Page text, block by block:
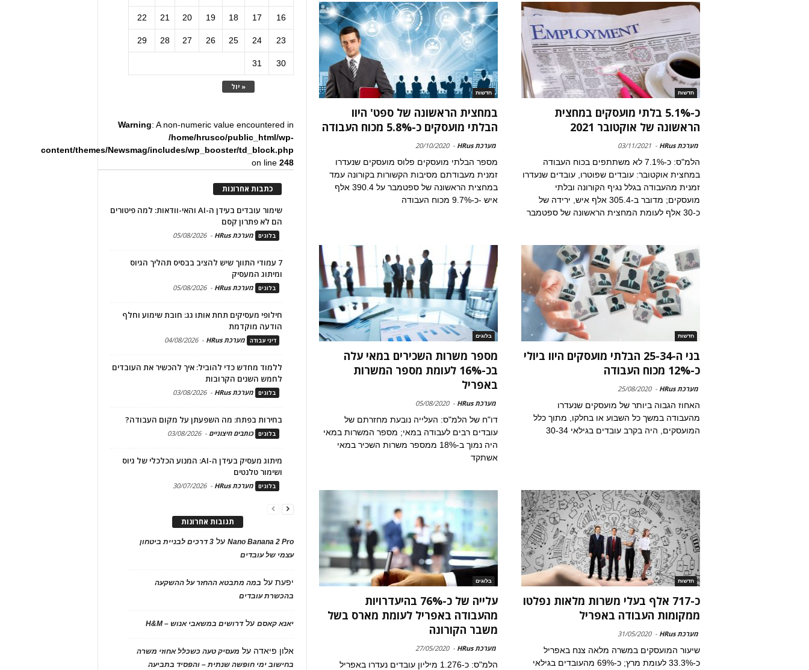
חדשות
כ-5.1% בלתי מועסקים במחצית
הראשונה של אוקטובר 2021
מערכת HRus -
03/11/2021
הלמ"ס: כ-7.1% לא משתתפים בכוח העבודה
במחצית אוקטובר: עובדים שפוטרו, עובדים שנעדרו
זמנית מהעבודה בגלל נגיף הקורונה ובלתי
מועסקים; מדובר ב-305.4 אלף איש, ירידה של
כ-30 אלף לעומת המחצית הראשונה של ספטמבר
חדשות
במחצית הראשונה של ספט' היוו
הבלתי מועסקים כ-5.8% מכוח העבודה
מערכת HRus -
20/10/2020
מספר הבלתי מועסקים פלוס מועסקים שנעדרו
זמנית מעבודתם מסיבות הקשורות בקורונה עמד
במחצית הראשונה של ספטמבר על 390.4 אלף
איש -כ-9.7% מכוח העבודה
חדשות
בני ה-25-34 הבלתי מועסקים היוו ביולי
כ-12% מכוח העבודה
מערכת HRus -
25/08/2020
האחוז הגבוה ביותר של מועסקים שנעדרו
מהעבודה במשך כל השבוע או בחלקו, מתוך כלל
המועסקים, היה בקרב עובדים בגילאי 30-34
בלוגים
מספר משרות השכירים במאי עלה
בכ-16% לעומת מספר המשרות
באפריל
מערכת HRus -
05/08/2020
דו"ח של הלמ"ס: העלייה נובעת מחזרתם של
עובדים רבים לעבודה במאי; מספר המשרות במאי
היה נמוך ב-18% ממספר משרות השכיר במאי
אשתקד
חדשות
כ-717 אלף בעלי משרות מלאות נפלטו
ממקומות העבודה באפריל
מערכת HRus -
31/05/2020
שיעור המועסקים במשרה מלאה צנח באפריל
כ-33.3% לעומת מרץ; כ-69% מהעובדים בגילאי
בלוגים
עלייה של כ-76% בהיעדרויות
מהעבודה באפריל לעומת מארס בשל
משבר הקורונה
מערכת HRus -
27/05/2020
הלמ"ס: כ-1.276 מיליון עובדים נעדרו באפריל
« יול
16
17
18
19
20
21
22
23
24
25
26
27
28
29
30
31
Warning: A non-numeric value encountered in
/home/hrusco/public_html/wp-
content/themes/Newsmag/includes/wp_booster/td_block.php
on line248
כתבות אחרונות
שימור עובדים בעידן ה-AI והאי-וודאות: למה פיטורים
הם לא פתרון קסם
בלוגים מערכת HRus -
05/08/2026
7 עמודי התווך שיש להציב בבסיס תהליך הגיוס
ומיתוג המעסיק
בלוגים מערכת HRus -
05/08/2026
חילופי מעסיקים תחת אותו גג: חובת שימוע וחלף
הודעה מוקדמת
דיני עבודה מערכת HRus -
04/08/2026
ללמוד מחדש כדי להוביל: איך להכשיר את העובדים
לחמש השנים הקרובות
בלוגים מערכת HRus -
03/08/2026
בחירות בפתח: מה השפעתן על מקום העבודה?
בלוגים כותבים חיצוניים -
03/08/2026
מיתוג מעסיק בעידן ה-AI: המנוע הכלכלי של גיוס
ושימור טלנטים
בלוגים מערכת HRus -
30/07/2026
תגובות אחרונות
Nano Banana 2 Proעל
3 דרכים לבניית ביטחון
עצמי של עובדים
יפעתעל במה מתבטא ההחזר על ההשקעה
בהכשרת עובדים
יאנא קאסםעלדרושים במשאבי אנוש – H&M
אלון פיאדה על מעסיק טעה כשכלל אחוזי משרה
בחישוב ימי חופשה שנתית – והפסיד בתביעה